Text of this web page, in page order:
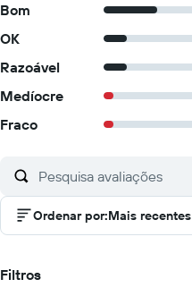
Bom
OK
Razoável
Medíocre
Fraco
Ordenar por:Mais recentes
Filtros